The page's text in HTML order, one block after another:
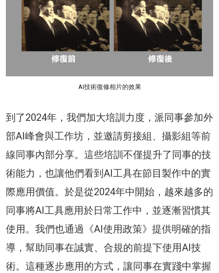
AI技術復修相片的效果
到了2024年，我們加大培訓力度，派同事參加外
部AI峰會與工作坊，並邀請剪接組、攝影組等前
線同事內部分享。這些培訓不僅提升了同事的技
術能力，也讓他們看到AI工具在節目製作中的實
際應用價值。於是從2024年中開始，越來越多的
同事將AI工具應用於日常工作中，並逐漸習慣其
使用。我們也通過《AI使用政策》提供明確的指
導，幫助同事在誠實、合規的前提下使用AI技
術。這種逐步應用的方式，讓同事在實踐中掌握